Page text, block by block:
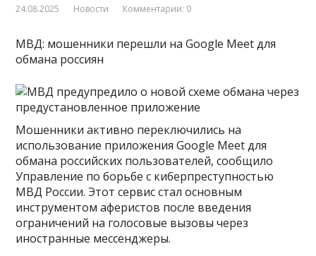
24.08.2025 Новости Комментарии: 0
МВД: мошенники перешли на Google Meet для
обмана россиян
Мошенники активно переключились на
использование приложения Google Meet для
обмана российских пользователей, сообщило
Управление по борьбе с киберпреступностью
МВД России. Этот сервис стал основным
инструментом аферистов после введения
ограничений на голосовые вызовы через
иностранные мессенджеры.